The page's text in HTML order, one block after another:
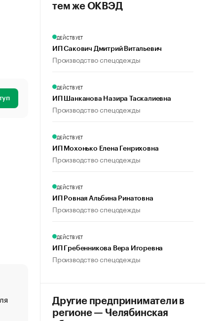
«От спорта тело стареет иначе». Как живет глава
создавшей GTA
тем же ОКВЭД
ДЕЙСТВУЕТ
ИП Сакович Дмитрий Витальевич
Производство спецодежды
ДЕЙСТВУЕТ
ИП Шанканова Назира Таскалиевна
Производство спецодежды
ДЕЙСТВУЕТ
ИП Мохонько Елена Генриховна
Производство спецодежды
ДЕЙСТВУЕТ
ИП Ровная Альбина Ринатовна
Производство спецодежды
ДЕЙСТВУЕТ
ИП Гребенникова Вера Игоревна
Производство спецодежды
Другие предприниматели в
регионе — Челябинская